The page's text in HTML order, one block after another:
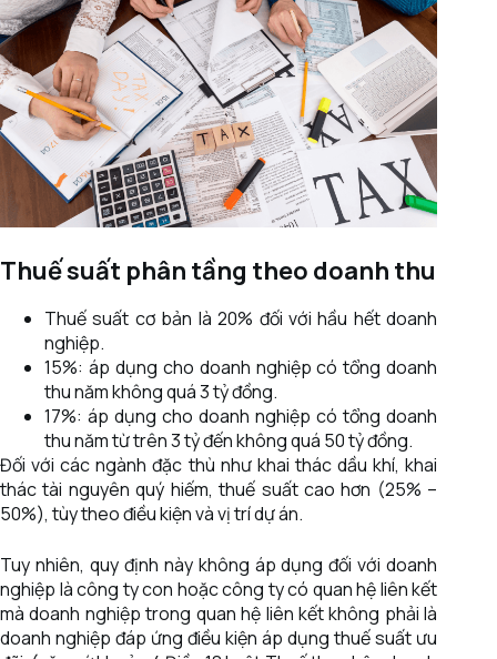
Thuế suất phân tầng theo doanh thu
Thuế suất cơ bản là 20% đối với hầu hết doanh
nghiệp.
15%: áp dụng cho doanh nghiệp có tổng doanh
thu năm không quá 3 tỷ đồng.
17%: áp dụng cho doanh nghiệp có tổng doanh
thu năm từ trên 3 tỷ đến không quá 50 tỷ đồng.
Đối với các ngành đặc thù như khai thác dầu khí, khai
thác tài nguyên quý hiếm, thuế suất cao hơn (25% –
50%), tùy theo điều kiện và vị trí dự án.
Tuy nhiên, quy định này không áp dụng đối với doanh
nghiệp là công ty con hoặc công ty có quan hệ liên kết
mà doanh nghiệp trong quan hệ liên kết không phải là
doanh nghiệp đáp ứng điều kiện áp dụng thuế suất ưu